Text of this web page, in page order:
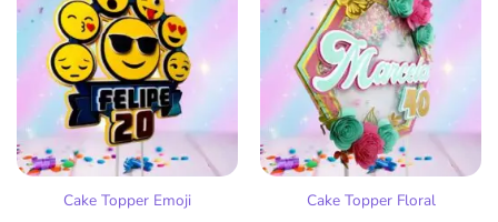
deseos
Cake Topper Emoji
Añadir
de
deseos
Cake Topper Floral